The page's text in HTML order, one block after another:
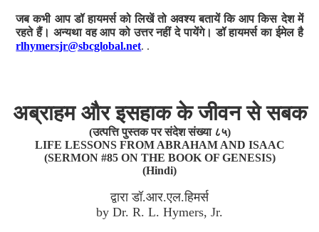
जब कभी आप डॉ हायमर्स को लिखें तो अवश्य बतायें कि आप किस देश में
रहते हैं। अन्यथा वह आप को उत्तर नहीं दे पायेंगे। डॉ हायमर्स का ईमेल है
rlhymersjr@sbcglobal.net. .
अब्राहम और इसहाक के जीवन से सबक
(उत्पत्ति पुस्तक पर संदेश संख्या ८५)
LIFE LESSONS FROM ABRAHAM AND ISAAC
(SERMON #85 ON THE BOOK OF GENESIS)
(Hindi)
द्वारा डॉ.आर.एल.हिमर्स
by Dr. R. L. Hymers, Jr.